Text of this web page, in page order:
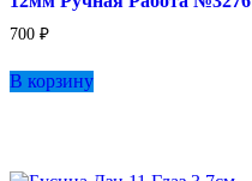
700 ₽
В корзину